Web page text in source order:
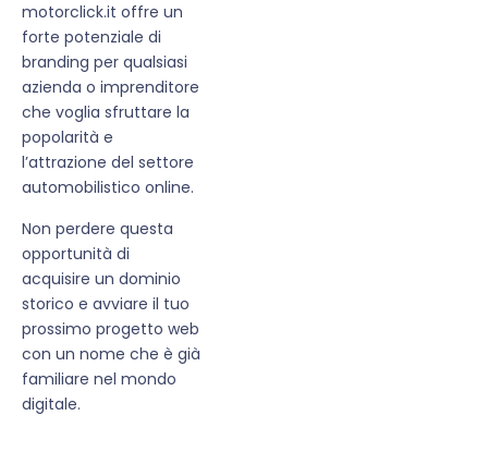
motorclick.it offre un
forte potenziale di
branding per qualsiasi
azienda o imprenditore
che voglia sfruttare la
popolarità e
l’attrazione del settore
automobilistico online.
Non perdere questa
opportunità di
acquisire un dominio
storico e avviare il tuo
prossimo progetto web
con un nome che è già
familiare nel mondo
digitale.